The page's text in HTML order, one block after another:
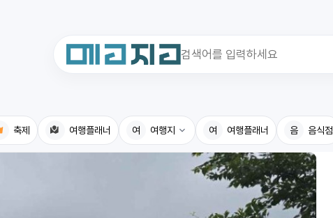
축제 여행플래너 여 여행지 여 여행플래너 음 음식점
최근 검색어가 없습니다.